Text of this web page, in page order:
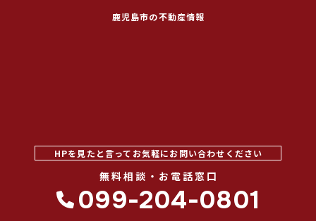
鹿児島市の不動産情報
HPを見たと言ってお気軽にお問い合わせください
無料相談・お電話窓口
099-204-0801